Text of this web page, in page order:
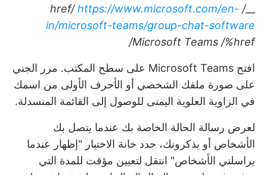
__
/ href/
https://www.microsoft.com/en-
in/microsoft-teams/group-chat-software
Microsoft Teams /%href/
افتح Microsoft Teams على سطح المكتب. مرر الجني
على صورة ملفك الشخصي أو الأحرف الأولى من اسمك
في الزاوية العلوية اليمنى للوصول إلى القائمة المنسدلة.
لعرض رسالة الحالة الخاصة بك عندما يتصل بك
الأشخاص أو يذكرونك، حدد خانة الاختيار "إظهار عندما
يراسلني الأشخاص" انتقل لتعيين مؤقت للمدة التي